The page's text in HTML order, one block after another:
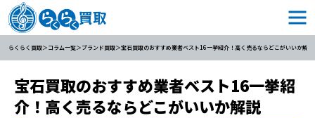
らくらく買取 コラム一覧 ブランド買取 宝石買取のおすすめ業者ベスト16一挙紹介！高く売るならどこがいいか解説
宝石買取のおすすめ業者ベスト16一挙紹
介！高く売るならどこがいいか解説